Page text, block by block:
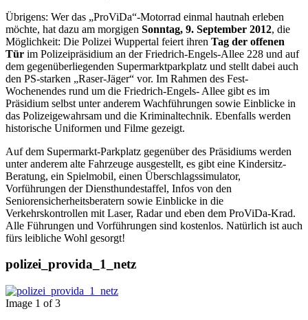
Übrigens: Wer das „ProViDa“-Motorrad einmal hautnah erleben
möchte, hat dazu am morgigen Sonntag, 9. September 2012, die
Möglichkeit: Die Polizei Wuppertal feiert ihren Tag der offenen
Tür im Polizeipräsidium an der Friedrich-Engels-Allee 228 und auf
dem gegenüberliegenden Supermarktparkplatz und stellt dabei auch
den PS-starken „Raser-Jäger“ vor. Im Rahmen des Fest-
Wochenendes rund um die Friedrich-Engels- Allee gibt es im
Präsidium selbst unter anderem Wachführungen sowie Einblicke in
das Polizeigewahrsam und die Kriminaltechnik. Ebenfalls werden
historische Uniformen und Filme gezeigt.
Auf dem Supermarkt-Parkplatz gegenüber des Präsidiums werden
unter anderem alte Fahrzeuge ausgestellt, es gibt eine Kindersitz-
Beratung, ein Spielmobil, einen Überschlagssimulator,
Vorführungen der Diensthundestaffel, Infos von den
Seniorensicherheitsberatern sowie Einblicke in die
Verkehrskontrollen mit Laser, Radar und eben dem ProViDa-Krad.
Alle Führungen und Vorführungen sind kostenlos. Natürlich ist auch
fürs leibliche Wohl gesorgt!
polizei_provida_1_netz
Image 1 of 3